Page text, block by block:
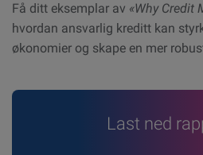
Få ditt eksemplar av «Why Credit
hvordan ansvarlig kreditt kan
økonomier og skape en mer
Last ned